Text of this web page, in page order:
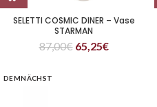
SELETTI COSMIC DINER – Vase
STARMAN
87,00€ 65,25€
DEMNÄCHST